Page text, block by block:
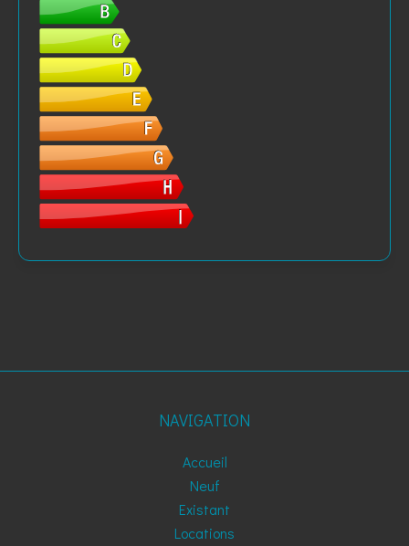
NAVIGATION
Accueil
Neuf
Existant
Locations